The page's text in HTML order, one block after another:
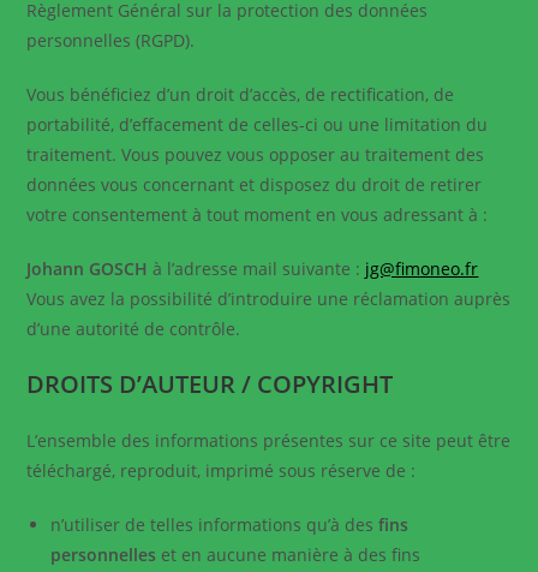
Règlement Général sur la protection des données
personnelles (RGPD).
Vous bénéficiez d’un droit d’accès, de rectification, de
portabilité, d’effacement de celles-ci ou une limitation du
traitement. Vous pouvez vous opposer au traitement des
données vous concernant et disposez du droit de retirer
votre consentement à tout moment en vous adressant à :
Johann GOSCH à l’adresse mail suivante : jg@fimoneo.fr
Vous avez la possibilité d’introduire une réclamation auprès
d’une autorité de contrôle.
DROITS D’AUTEUR / COPYRIGHT
L’ensemble des informations présentes sur ce site peut être
téléchargé, reproduit, imprimé sous réserve de :
n’utiliser de telles informations qu’à desfins
personnelles et en aucune manière à des fins